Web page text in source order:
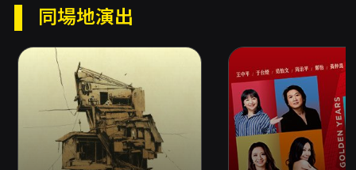
ET（現金），僅提供電腦自動選位，每筆訂單最
多可訂購8張；超商取票每張票券需於超商支付
10元手續費。 - 國內郵寄：另收50元郵資。 - 部
分場館與主辦單位提供電子票（由提供電子票之
單位決定），請於結帳頁面確認可用取票方式；
取票方式僅能擇一，如需不同取票方式請分次購
買。 折扣與優惠 - 身心障礙人士及陪同者1名購票
5折，入場時應出示身心障礙手冊，陪同者與身障
者需同時入場。 - 年滿65歲以上購票享5折，入
場時請攜帶身份證。 - 屏東藝遊卡會員享票價75
同場地演出